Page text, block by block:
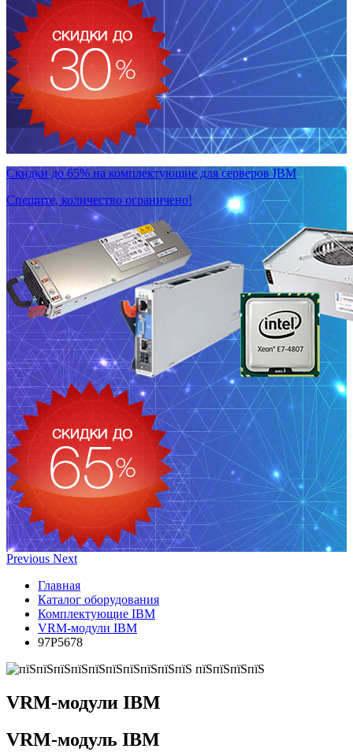
Скидки до 65% на комплектующие для серверов IBM
Спешите, количество ограничено!
Previous Next
Главная
Каталог оборудования
Комплектующие IBM
VRM-модули IBM
97P5678
VRM-модули IBM
VRM-модуль IBM